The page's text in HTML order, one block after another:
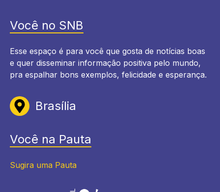
Você no SNB
Esse espaço é para você que gosta de notícias boas
e quer disseminar informação positiva pelo mundo,
pra espalhar bons exemplos, felicidade e esperança.
Brasília
Você na Pauta
Sugira uma Pauta